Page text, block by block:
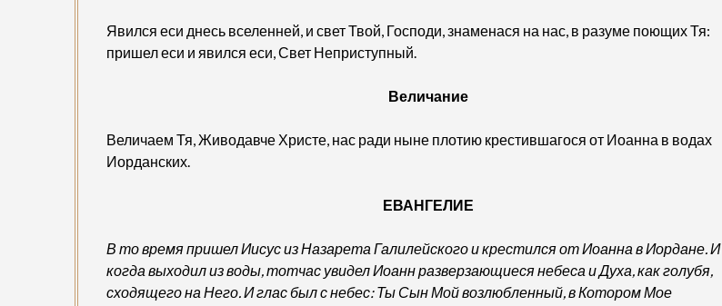
Явился еси днесь вселенней, и свет Твой, Господи, знаменася на нас, в разуме поющих Тя:
пришел еси и явился еси, Свет Неприступный.
Величание
Величаем Тя, Живодавче Христе, нас ради ныне плотию крестившагося от Иоанна в водах
Иорданских.
ЕВАНГЕЛИЕ
В то время пришел Иисус из Назарета Галилейского и крестился от Иоанна в Иордане. И
когда выходил из воды, тотчас увидел Иоанн разверзающиеся небеса и Духа, как голубя,
сходящего на Него. И глас был с небес: Ты Сын Мой возлюбленный, в Котором Мое